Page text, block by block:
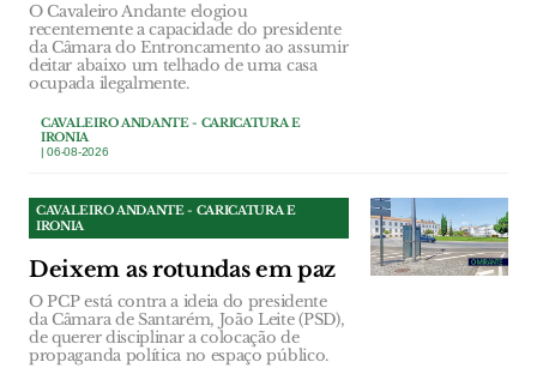
O Cavaleiro Andante elogiou
recentemente a capacidade do presidente
da Câmara do Entroncamento ao assumir
deitar abaixo um telhado de uma casa
ocupada ilegalmente.
CAVALEIRO ANDANTE - CARICATURA E
IRONIA
| 06-08-2026
CAVALEIRO ANDANTE - CARICATURA E
IRONIA
Deixem as rotundas em paz
O PCP está contra a ideia do presidente
da Câmara de Santarém, João Leite (PSD),
de querer disciplinar a colocação de
propaganda política no espaço público.